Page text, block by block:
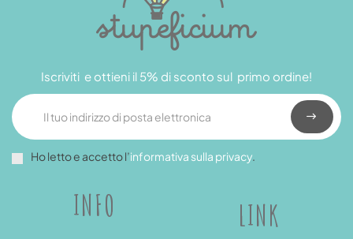
INFO LINK
Iscriviti e ottieni il 5% di sconto sul primo ordine!
Ho letto e accetto l’informativa sulla privacy.